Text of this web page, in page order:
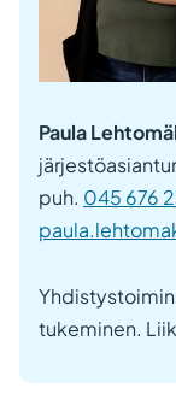
Paula
puh. 045 676
tukeminen.